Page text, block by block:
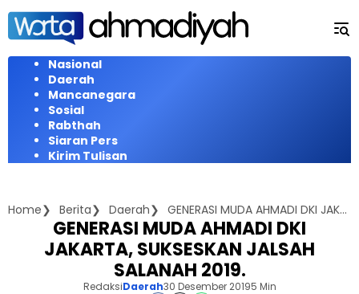
Langsung
konten
Nasional
Daerah
Mancanegara
Sosial
Rabthah
Siaran Pers
Kirim Tulisan
Home Berita Daerah GENERASI MUDA AHMADI DKI JAKARTA, SUKSESKAN JALSAH SALANAH 2019.
GENERASI MUDA AHMADI DKI
JAKARTA, SUKSESKAN JALSAH
SALANAH 2019.
RedaksiDaerah30 Desember 20195 Min